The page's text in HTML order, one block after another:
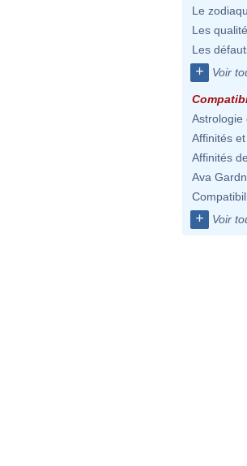
Le
Les
Les
+ Voir
Astrologie
Affinités
Affinités
Ava
+ Voir